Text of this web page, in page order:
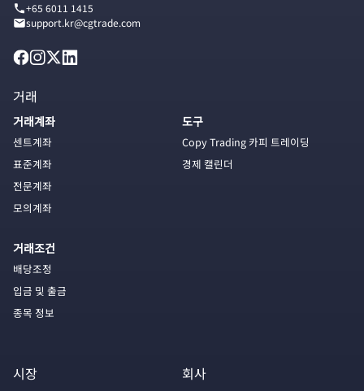
+65 6011 1415
support.kr@cgtrade.com
거래
거래계좌
센트계좌
표준계좌
전문계좌
모의계좌
거래조건
배당조정
입금 및 출금
종목 정보
도구
Copy Trading 카피 트레이딩
경제 캘린더
시장 회사